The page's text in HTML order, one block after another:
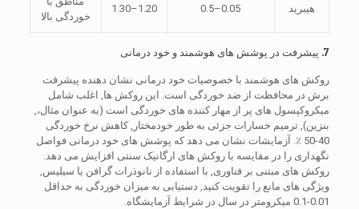
هیبرید 0.05–0.5
1.20–1.30
خوردگی بالا
7. پیشرفت در پوشش های هوشمند و خود درمانی
روکش های هوشمند با خصوصیات خود درمانی نشان دهنده پیشرفت
برش در محافظت از ضد خوردگی است. این روکش ها, اغلب شامل
میکروکپسول های پر از مهار کننده های خوردگی است (به عنوان مثال،,
بنزین), ترمیم خسارات جزئی به طور خودمختار, کاهش نرخ خوردگی
40-50 ٪. آزمایشات نشان می دهد که پوشش های خود درمانی فواصل
نگهداری را در مقایسه با روکش های ارگانیک سنتی افزایش می دهد.
روکش های مبتنی بر فناوری, با استفاده از نانوذرات گرافن یا سیلیس,
ویژگی های مانع را تقویت کنید, دستیابی به میزان خوردگی به حداقل
0.01-0.1 میکرومتر در سال در شرایط آزمایشگاه.